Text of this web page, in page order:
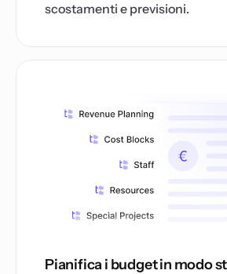
scostamenti e previsioni.
Pianifica i budget in modo